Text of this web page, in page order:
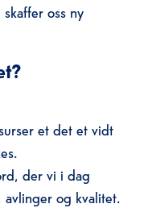
oss ny
et det et vidt
der vi i dag
avlinger og kvalitet.